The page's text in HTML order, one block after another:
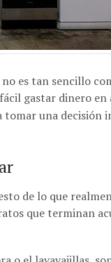
es tan sencillo
gastar dinero en
tomar una decisión
de lo que
que terminan